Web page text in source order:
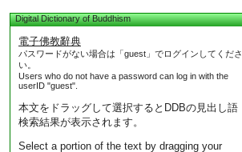
Digital Dictionary of Buddhism
電子佛教辭典
パスワードがない場合は「guest」でログインしてくださ
い。
Users who do not have a password can log in with the
userID "guest".
本文をドラッグして選択するとDDBの見出し語
検索結果が表示されます。
Select a portion of the text by dragging your